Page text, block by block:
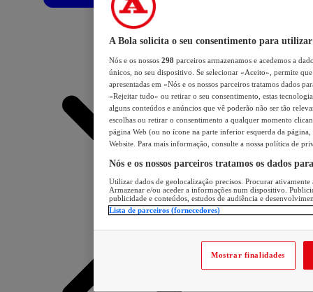
A Bola solicita o seu consentimento para utilizar
Nós e os nossos 298 parceiros armazenamos e acedemos a
únicos, no seu dispositivo. Se selecionar «Aceito», permite
apresentadas em «Nós e os nossos parceiros tratamos dados
«Rejeitar tudo» ou retirar o seu consentimento, estas
alguns conteúdos e anúncios que vê poderão não ser tão
escolhas ou retirar o consentimento a qualquer momento
página Web (ou no ícone na parte inferior esquerda da página,
Website. Para mais informação, consulte a nossa política de
Nós e os nossos parceiros tratamos os dados
Utilizar dados de geolocalização precisos. Procurar
Armazenar e/ou aceder a informações num dispositivo.
publicidade e conteúdos, estudos de audiência e
Lista de parceiros (fornecedores)
Mostrar finalidades